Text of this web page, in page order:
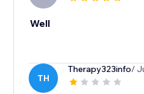
Well
TH
Therapy323info/